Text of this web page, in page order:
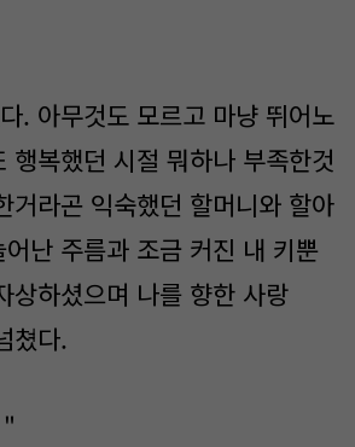
. 아무것도 모르고 마냥 뛰어노
행복했던 시절 뭐하나 부족한것
거라곤 익숙했던 할머니와 할아
난 주름과 조금 커진 내 키뿐
상하셨으며 나를 향한 사랑
쳤다.